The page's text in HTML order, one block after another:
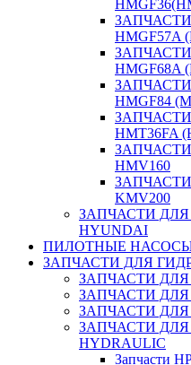
HMGF57A
HMGF68A
HMGF84
HMT36FA
HMV160
KMV200
ЗАПЧАСТИ
HYUNDAI
ПИЛОТНЫЕ
ЗАПЧАСТИ ДЛЯ
ЗАПЧАСТИ
ЗАПЧАСТИ ДЛЯ
ЗАПЧАСТИ
ЗАПЧАСТИ
HYDRAULIC
Запчасти